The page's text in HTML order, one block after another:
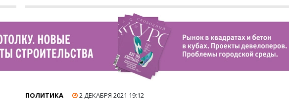
ПОЛИТИКА 2 ДЕКАБРЯ 2021 19:12